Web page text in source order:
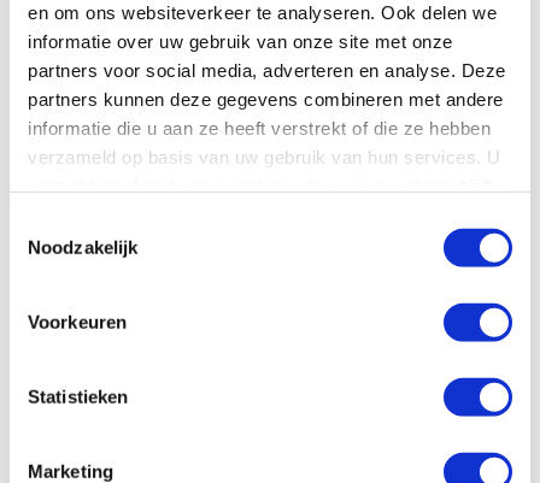
en om ons websiteverkeer te analyseren. Ook delen we
informatie over uw gebruik van onze site met onze
partners voor social media, adverteren en analyse. Deze
partners kunnen deze gegevens combineren met andere
informatie die u aan ze heeft verstrekt of die ze hebben
verzameld op basis van uw gebruik van hun services. U
Noodzakelijk
Voorkeuren
Statistieken
Marketing
Telefoonnummer*
E-mailadres